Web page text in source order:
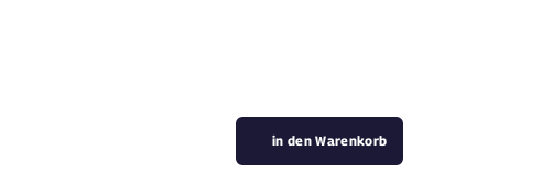
in den Warenkorb